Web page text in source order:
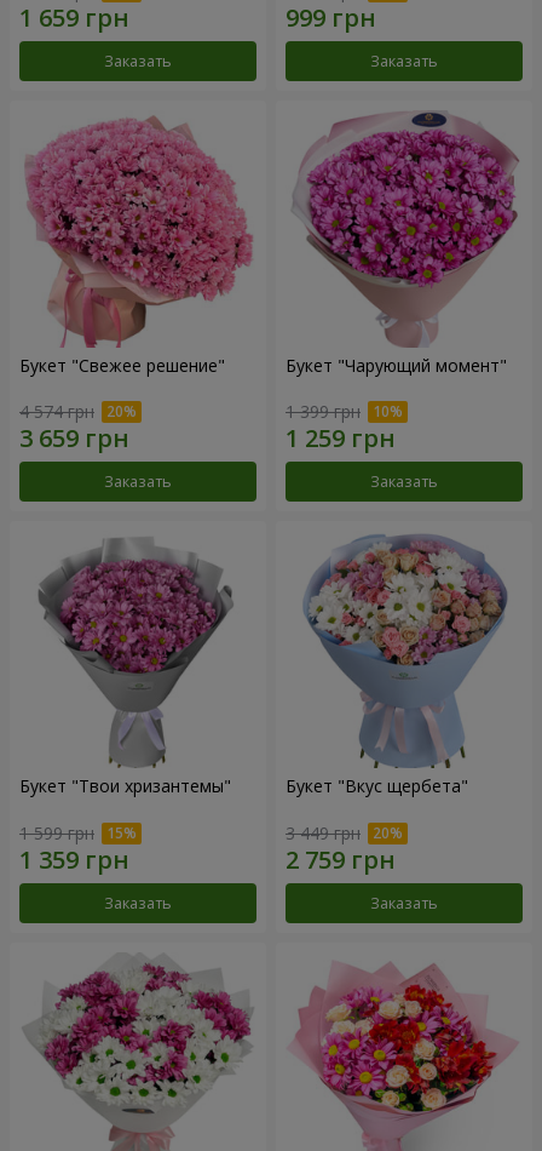
Заказать Заказать
Букет "Свежее решение"
4 574 грн
Заказать
Букет "Чарующий момент"
1 399 грн
Заказать
Букет "Твои хризантемы"
1 599 грн
Заказать
Букет "Вкус щербета"
3 449 грн
Заказать